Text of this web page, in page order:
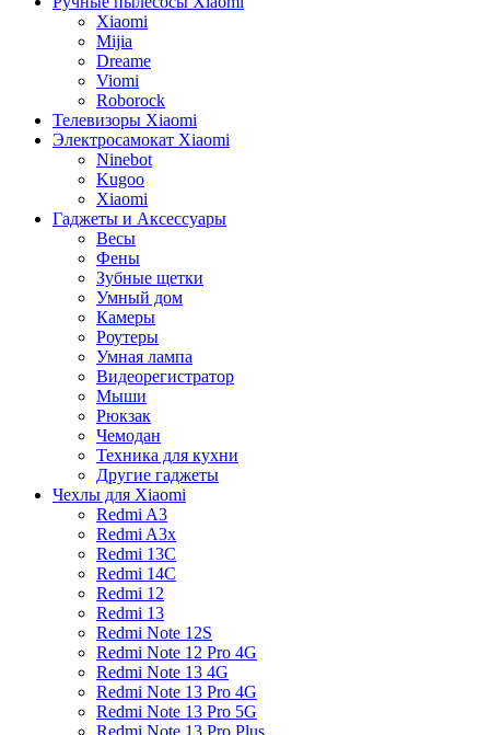
Xiaomi
Mijia
Dreame
Viomi
Roborock
Телевизоры Xiaomi
Электросамокат Xiaomi
Ninebot
Kugoo
Xiaomi
Гаджеты и Аксессуары
Весы
Фены
Зубные щетки
Умный дом
Камеры
Роутеры
Умная лампа
Видеорегистратор
Мыши
Рюкзак
Чемодан
Техника для кухни
Другие гаджеты
Чехлы для Xiaomi
Redmi A3
Redmi A3x
Redmi 13C
Redmi 14C
Redmi 12
Redmi 13
Redmi Note 12S
Redmi Note 12 Pro 4G
Redmi Note 13 4G
Redmi Note 13 Pro 4G
Redmi Note 13 Pro 5G
Redmi Note 13 Pro Plus